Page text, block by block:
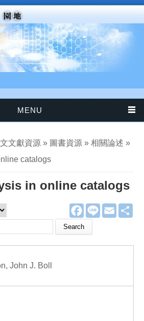
MENU
文獻資源 » 圖書資源 » 相關論述 »
catalogs
in online catalogs
F
a
e
o
L
E
m
John J. Boll